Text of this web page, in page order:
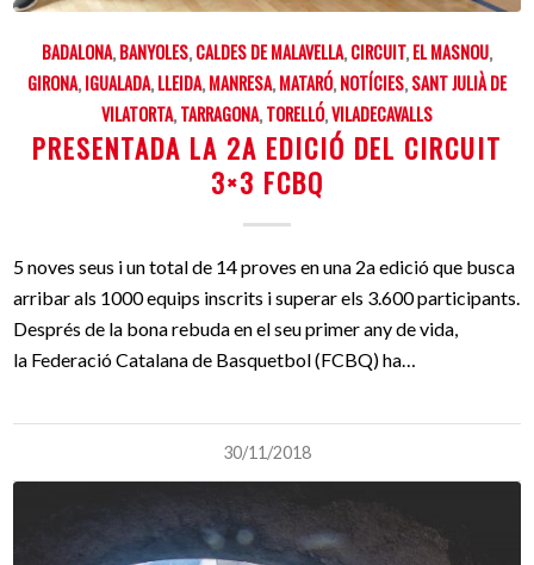
BADALONA,BANYOLES,CALDES DE MALAVELLA,CIRCUIT,EL MASNOU,
GIRONA,IGUALADA,LLEIDA,MANRESA,MATARÓ,NOTÍCIES,SANT JULIÀ DE
VILATORTA,TARRAGONA,TORELLÓ,VILADECAVALLS
PRESENTADA LA 2A EDICIÓ DEL CIRCUIT
3×3 FCBQ
5 noves seus i un total de 14 proves en una 2a edició que busca
arribar als 1000 equips inscrits i superar els 3.600 participants.
Després de la bona rebuda en el seu primer any de vida,
la Federació Catalana de Basquetbol (FCBQ) ha…
30/11/2018